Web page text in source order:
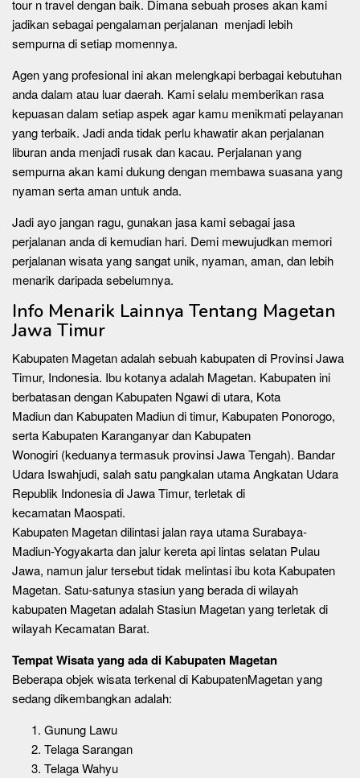
tour n travel dengan baik. Dimana sebuah proses akan kami
jadikan sebagai pengalaman perjalanan menjadi lebih
sempurna di setiap momennya.
Agen yang profesional ini akan melengkapi berbagai kebutuhan
anda dalam atau luar daerah. Kami selalu memberikan rasa
kepuasan dalam setiap aspek agar kamu menikmati pelayanan
yang terbaik. Jadi anda tidak perlu khawatir akan perjalanan
liburan anda menjadi rusak dan kacau. Perjalanan yang
sempurna akan kami dukung dengan membawa suasana yang
nyaman serta aman untuk anda.
Jadi ayo jangan ragu, gunakan jasa kami sebagai jasa
perjalanan anda di kemudian hari. Demi mewujudkan memori
perjalanan wisata yang sangat unik, nyaman, aman, dan lebih
menarik daripada sebelumnya.
Info Menarik Lainnya Tentang Magetan
Jawa Timur
Kabupaten Magetan adalah sebuah kabupaten di Provinsi Jawa
Timur, Indonesia. Ibu kotanya adalah Magetan. Kabupaten ini
berbatasan dengan Kabupaten Ngawi di utara, Kota
Madiun dan Kabupaten Madiun di timur, Kabupaten Ponorogo,
serta Kabupaten Karanganyar dan Kabupaten
Wonogiri (keduanya termasuk provinsi Jawa Tengah). Bandar
Udara Iswahjudi, salah satu pangkalan utama Angkatan Udara
Republik Indonesia di Jawa Timur, terletak di
kecamatan Maospati.
Kabupaten Magetan dilintasi jalan raya utama Surabaya-
Madiun-Yogyakarta dan jalur kereta api lintas selatan Pulau
Jawa, namun jalur tersebut tidak melintasi ibu kota Kabupaten
Magetan. Satu-satunya stasiun yang berada di wilayah
kabupaten Magetan adalah Stasiun Magetan yang terletak di
wilayah Kecamatan Barat.
Tempat Wisata yang ada di Kabupaten Magetan
Beberapa objek wisata terkenal di KabupatenMagetan yang
sedang dikembangkan adalah:
Gunung Lawu
Telaga Sarangan
Telaga Wahyu